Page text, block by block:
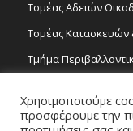
Τομέας Αδειών
Τομέας Κατασκευών
Τμήμα
Τομέας Γραμμάτων
Χρησιμοποιούμε
προσφέρουμε την